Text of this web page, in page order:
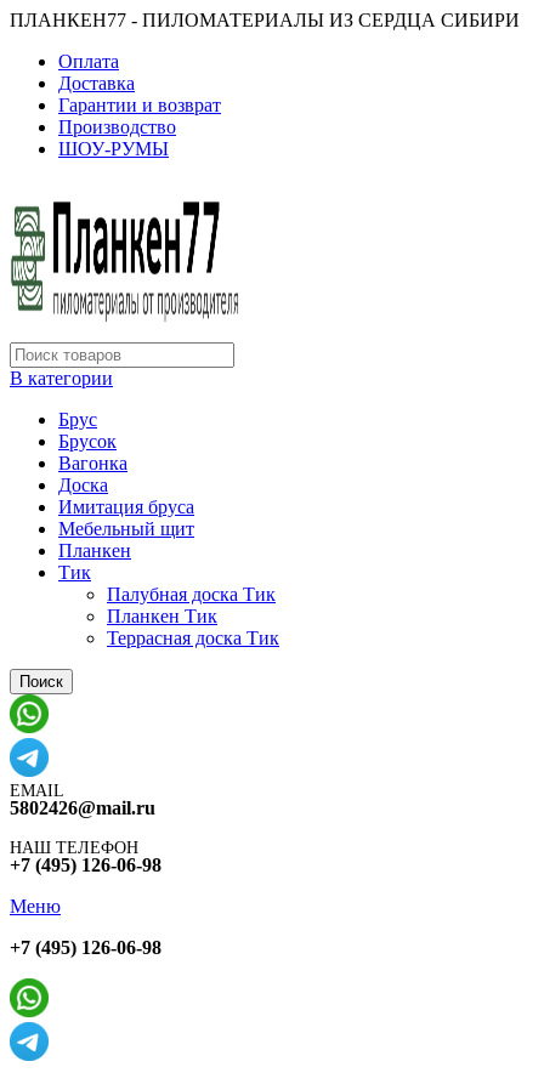
ПЛАНКЕН77 - ПИЛОМАТЕРИАЛЫ ИЗ СЕРДЦА СИБИРИ
Оплата
Доставка
Гарантии и возврат
Производство
ШОУ-РУМЫ
В категории
Брус
Брусок
Вагонка
Доска
Имитация бруса
Мебельный щит
Планкен
Тик
Палубная доска Тик
Планкен Тик
Террасная доска Тик
Поиск
EMAIL
5802426@mail.ru
НАШ ТЕЛЕФОН
+7 (495) 126-06-98
Меню
+7 (495) 126-06-98